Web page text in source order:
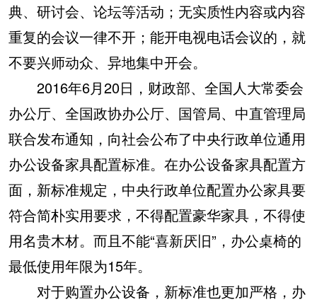
典、研讨会、论坛等活动；无实质性内容或内容
重复的会议一律不开；能开电视电话会议的，就
不要兴师动众、异地集中开会。
2016年6月20日，财政部、全国人大常委会
办公厅、全国政协办公厅、国管局、中直管理局
联合发布通知，向社会公布了中央行政单位通用
办公设备家具配置标准。在办公设备家具配置方
面，新标准规定，中央行政单位配置办公家具要
符合简朴实用要求，不得配置豪华家具，不得使
用名贵木材。而且不能“喜新厌旧”，办公桌椅的
最低使用年限为15年。
对于购置办公设备，新标准也更加严格，办